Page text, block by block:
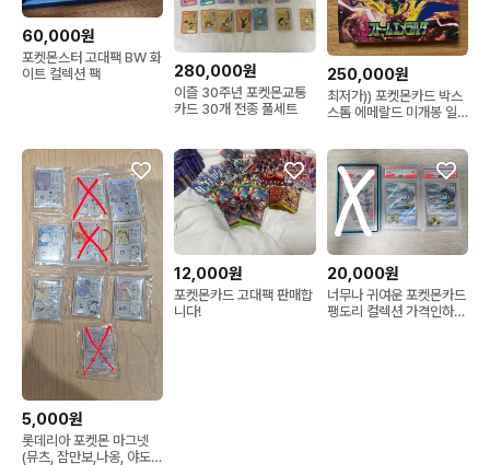
60,000원
포켓몬스터 고대팩 BW 화
이트 컬렉션 팩
280,000원
이즐 30주년 포켓몬교통
카드 30개 전종 풀세트
250,000원
최저가)) 포켓몬카드 박스
스톰 에메랄드 미개봉 일
mur
5,000원
롯데리아 포켓몬 마그넷
(뮤츠, 잠만보,나옹, 야도
12,000원
포켓몬카드 고대팩 판매합
니다!
20,000원
너무나 귀여운 포켓몬카드
팽도리 컬렉션 가격인하